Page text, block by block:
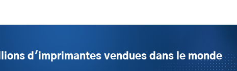
d'imprimantes vendues dans le monde